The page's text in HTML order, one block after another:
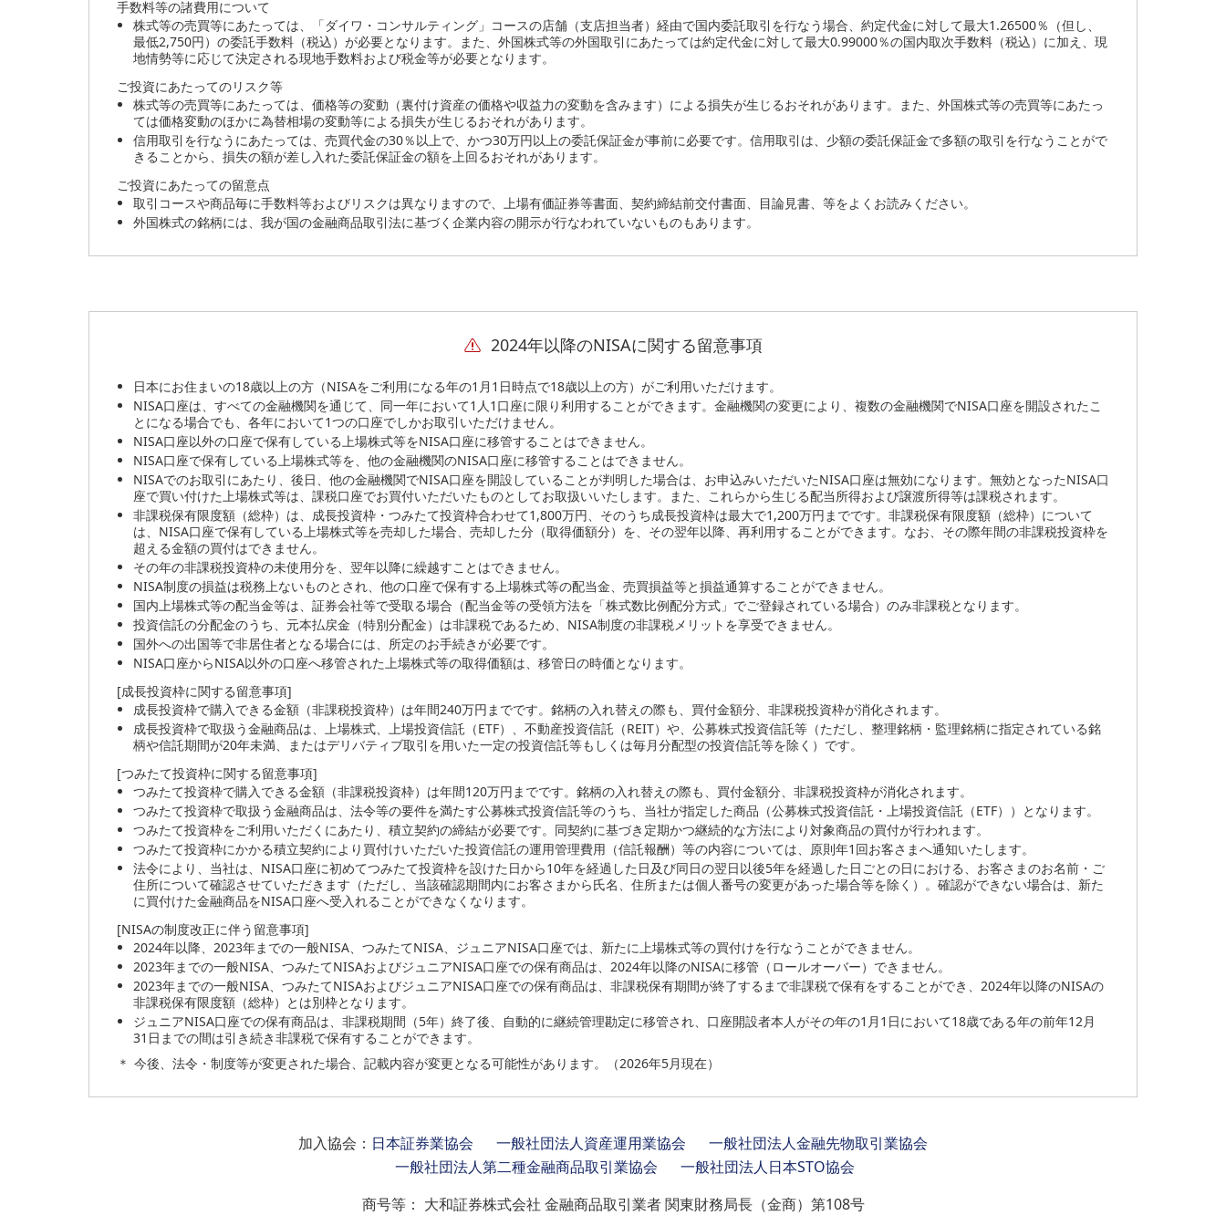
手数料等の諸費用について
株式等の売買等にあたっては、「ダイワ・コンサルティング」コースの店舗（支店担当者）経由で国内委託取引を行なう場合、約定代金に対して最大1.26500％（但し、
最低2,750円）の委託手数料（税込）が必要となります。また、外国株式等の外国取引にあたっては約定代金に対して最大0.99000％の国内取次手数料（税込）に加え、現
地情勢等に応じて決定される現地手数料および税金等が必要となります。
ご投資にあたってのリスク等
株式等の売買等にあたっては、価格等の変動（裏付け資産の価格や収益力の変動を含みます）による損失が生じるおそれがあります。また、外国株式等の売買等にあたっ
ては価格変動のほかに為替相場の変動等による損失が生じるおそれがあります。
信用取引を行なうにあたっては、売買代金の30％以上で、かつ30万円以上の委託保証金が事前に必要です。信用取引は、少額の委託保証金で多額の取引を行なうことがで
きることから、損失の額が差し入れた委託保証金の額を上回るおそれがあります。
ご投資にあたっての留意点
取引コースや商品毎に手数料等およびリスクは異なりますので、上場有価証券等書面、契約締結前交付書面、目論見書、等をよくお読みください。
外国株式の銘柄には、我が国の金融商品取引法に基づく企業内容の開示が行なわれていないものもあります。
2024年以降のNISAに関する留意事項
日本にお住まいの18歳以上の方（NISAをご利用になる年の1月1日時点で18歳以上の方）がご利用いただけます。
NISA口座は、すべての金融機関を通じて、同一年において1人1口座に限り利用することができます。金融機関の変更により、複数の金融機関でNISA口座を開設されたこ
とになる場合でも、各年において1つの口座でしかお取引いただけません。
NISA口座以外の口座で保有している上場株式等をNISA口座に移管することはできません。
NISA口座で保有している上場株式等を、他の金融機関のNISA口座に移管することはできません。
NISAでのお取引にあたり、後日、他の金融機関でNISA口座を開設していることが判明した場合は、お申込みいただいたNISA口座は無効になります。無効となったNISA口
座で買い付けた上場株式等は、課税口座でお買付いただいたものとしてお取扱いいたします。また、これらから生じる配当所得および譲渡所得等は課税されます。
非課税保有限度額（総枠）は、成長投資枠・つみたて投資枠合わせて1,800万円、そのうち成長投資枠は最大で1,200万円までです。非課税保有限度額（総枠）について
は、NISA口座で保有している上場株式等を売却した場合、売却した分（取得価額分）を、その翌年以降、再利用することができます。なお、その際年間の非課税投資枠を
超える金額の買付はできません。
その年の非課税投資枠の未使用分を、翌年以降に繰越すことはできません。
NISA制度の損益は税務上ないものとされ、他の口座で保有する上場株式等の配当金、売買損益等と損益通算することができません。
国内上場株式等の配当金等は、証券会社等で受取る場合（配当金等の受領方法を「株式数比例配分方式」でご登録されている場合）のみ非課税となります。
投資信託の分配金のうち、元本払戻金（特別分配金）は非課税であるため、NISA制度の非課税メリットを享受できません。
国外への出国等で非居住者となる場合には、所定のお手続きが必要です。
NISA口座からNISA以外の口座へ移管された上場株式等の取得価額は、移管日の時価となります。
[成長投資枠に関する留意事項]
成長投資枠で購入できる金額（非課税投資枠）は年間240万円までです。銘柄の入れ替えの際も、買付金額分、非課税投資枠が消化されます。
成長投資枠で取扱う金融商品は、上場株式、上場投資信託（ETF）、不動産投資信託（REIT）や、公募株式投資信託等（ただし、整理銘柄・監理銘柄に指定されている銘
柄や信託期間が20年未満、またはデリバティブ取引を用いた一定の投資信託等もしくは毎月分配型の投資信託等を除く）です。
[つみたて投資枠に関する留意事項]
つみたて投資枠で購入できる金額（非課税投資枠）は年間120万円までです。銘柄の入れ替えの際も、買付金額分、非課税投資枠が消化されます。
つみたて投資枠で取扱う金融商品は、法令等の要件を満たす公募株式投資信託等のうち、当社が指定した商品（公募株式投資信託・上場投資信託（ETF））となります。
つみたて投資枠をご利用いただくにあたり、積立契約の締結が必要です。同契約に基づき定期かつ継続的な方法により対象商品の買付が行われます。
つみたて投資枠にかかる積立契約により買付けいただいた投資信託の運用管理費用（信託報酬）等の内容については、原則年1回お客さまへ通知いたします。
法令により、当社は、NISA口座に初めてつみたて投資枠を設けた日から10年を経過した日及び同日の翌日以後5年を経過した日ごとの日における、お客さまのお名前・ご
住所について確認させていただきます（ただし、当該確認期間内にお客さまから氏名、住所または個人番号の変更があった場合等を除く）。確認ができない場合は、新た
に買付けた金融商品をNISA口座へ受入れることができなくなります。
[NISAの制度改正に伴う留意事項]
2024年以降、2023年までの一般NISA、つみたてNISA、ジュニアNISA口座では、新たに上場株式等の買付けを行なうことができません。
2023年までの一般NISA、つみたてNISAおよびジュニアNISA口座での保有商品は、2024年以降のNISAに移管（ロールオーバー）できません。
2023年までの一般NISA、つみたてNISAおよびジュニアNISA口座での保有商品は、非課税保有期間が終了するまで非課税で保有をすることができ、2024年以降のNISAの
非課税保有限度額（総枠）とは別枠となります。
ジュニアNISA口座での保有商品は、非課税期間（5年）終了後、自動的に継続管理勘定に移管され、口座開設者本人がその年の1月1日において18歳である年の前年12月
31日までの間は引き続き非課税で保有することができます。
＊ 今後、法令・制度等が変更された場合、記載内容が変更となる可能性があります。（2026年5月現在）
加入協会： 日本証券業協会 一般社団法人資産運用業協会
一般社団法人金融先物取引業協会
一般社団法人第二種金融商品取引業協会
一般社団法人日本STO協会
商号等： 大和証券株式会社 金融商品取引業者 関東財務局長（金商）第108号